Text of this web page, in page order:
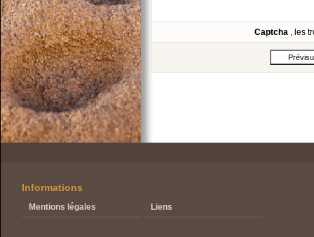
Captcha , les
Informations
Mentions légales Liens